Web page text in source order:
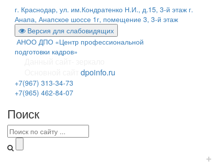
г. Краснодар, ул. им.Кондратенко Н.И., д.15, 3-й этаж г.
Анапа, Анапское шоссе 1г, помещение 3, 3-й этаж
Версия для слабовидящих
АНОО ДПО «Центр профессиональной
подготовки кадров»
dpoinfo.ru
+7(967) 313-34-73
+7(965) 462-84-07
Поиск
+